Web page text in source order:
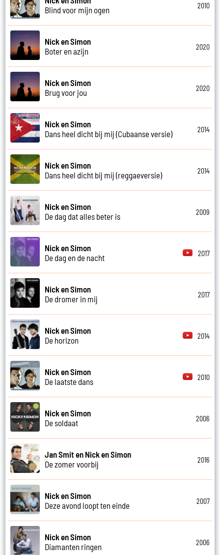
Blind voor mijn ogen
2010
Nick en Simon
Boter en azijn
2020
Nick en Simon
Brug voor jou
2020
Nick en Simon
Dans heel dicht bij mij (Cubaanse versie)
2014
Nick en Simon
Dans heel dicht bij mij (reggaeversie)
2014
Nick en Simon
De dag dat alles beter is
2009
Nick en Simon
De dag en de nacht
2017
Nick en Simon
De dromer in mij
2017
Nick en Simon
De horizon
2014
Nick en Simon
De laatste dans
2010
Nick en Simon
De soldaat
2006
Jan Smit en Nick en Simon
De zomer voorbij
2016
Nick en Simon
Deze avond loopt ten einde
2007
Nick en Simon
Diamanten ringen
2006